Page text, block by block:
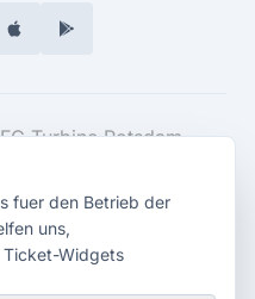
fuer den Betrieb der
uns,
Ticket-Widgets